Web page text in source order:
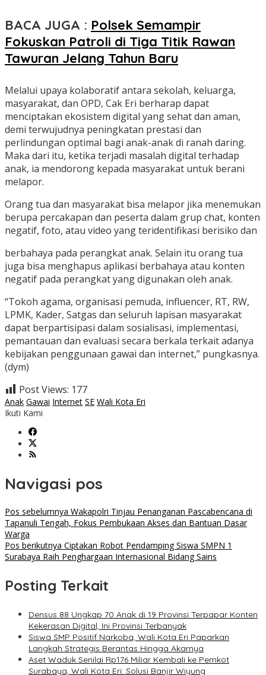
BACA JUGA : Polsek Semampir
Fokuskan Patroli di Tiga Titik Rawan
Tawuran Jelang Tahun Baru
Melalui upaya kolaboratif antara sekolah, keluarga,
masyarakat, dan OPD, Cak Eri berharap dapat
menciptakan ekosistem digital yang sehat dan aman,
demi terwujudnya peningkatan prestasi dan
perlindungan optimal bagi anak-anak di ranah daring.
Maka dari itu, ketika terjadi masalah digital terhadap
anak, ia mendorong kepada masyarakat untuk berani
melapor.
Orang tua dan masyarakat bisa melapor jika menemukan
berupa percakapan dan peserta dalam grup chat, konten
negatif, foto, atau video yang teridentifikasi berisiko dan
berbahaya pada perangkat anak. Selain itu orang tua
juga bisa menghapus aplikasi berbahaya atau konten
negatif pada perangkat yang digunakan oleh anak.
“Tokoh agama, organisasi pemuda, influencer, RT, RW,
LPMK, Kader, Satgas dan seluruh lapisan masyarakat
dapat berpartisipasi dalam sosialisasi, implementasi,
pemantauan dan evaluasi secara berkala terkait adanya
kebijakan penggunaan gawai dan internet,” pungkasnya.
(dym)
Post Views: 177
Anak Gawai Internet SE Wali Kota Eri
Ikuti Kami
Navigasi pos
Pos sebelumnya Wakapolri Tinjau Penanganan Pascabencana di
Tapanuli Tengah, Fokus Pembukaan Akses dan Bantuan Dasar
Warga
Pos berikutnya Ciptakan Robot Pendamping Siswa SMPN 1
Surabaya Raih Penghargaan Internasional Bidang Sains
Posting Terkait
Densus 88 Ungkap 70 Anak di 19 Provinsi Terpapar Konten
Kekerasan Digital, Ini Provinsi Terbanyak
Siswa SMP Positif Narkoba, Wali Kota Eri Paparkan
Langkah Strategis Berantas Hingga Akarnya
Aset Waduk Senilai Rp176 Miliar Kembali ke Pemkot
Surabaya, Wali Kota Eri: Solusi Banjir Wiyung